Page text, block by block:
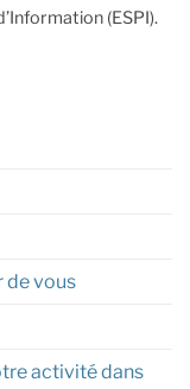
(ESPI).
de vous
activité dans